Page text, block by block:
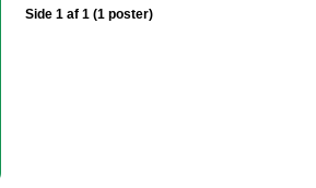
Side 1 af 1 (1 poster)